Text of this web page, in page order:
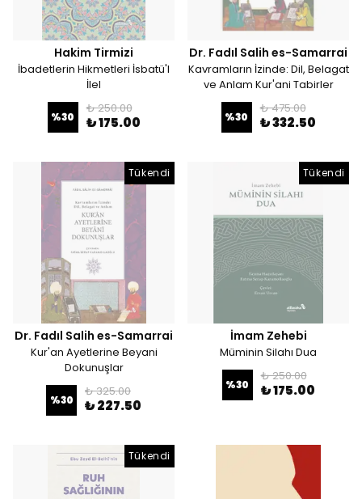
Hakim Tirmizi
İbadetlerin Hikmetleri İsbatü'l
İlel
%30
₺ 250.00
₺ 175.00
Dr. Fadıl Salih es-Samarrai
Kavramların İzinde: Dil, Belagat
ve Anlam Kur'ani Tabirler
%30
₺ 475.00
₺ 332.50
Tükendi
Dr. Fadıl Salih es-Samarrai
Kur'an Ayetlerine Beyani
Dokunuşlar
%30
₺ 325.00
₺ 227.50
Tükendi
İmam Zehebi
Müminin Silahı Dua
%30
₺ 250.00
₺ 175.00
Tükendi